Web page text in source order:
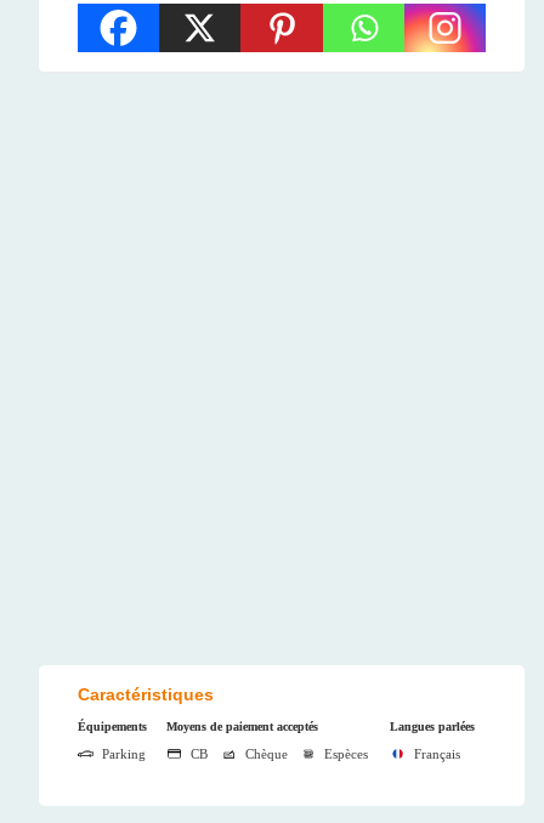
Caractéristiques
Équipements
Parking
Moyens de paiement acceptés
CB Chèque Espèces
Langues parlées
Français